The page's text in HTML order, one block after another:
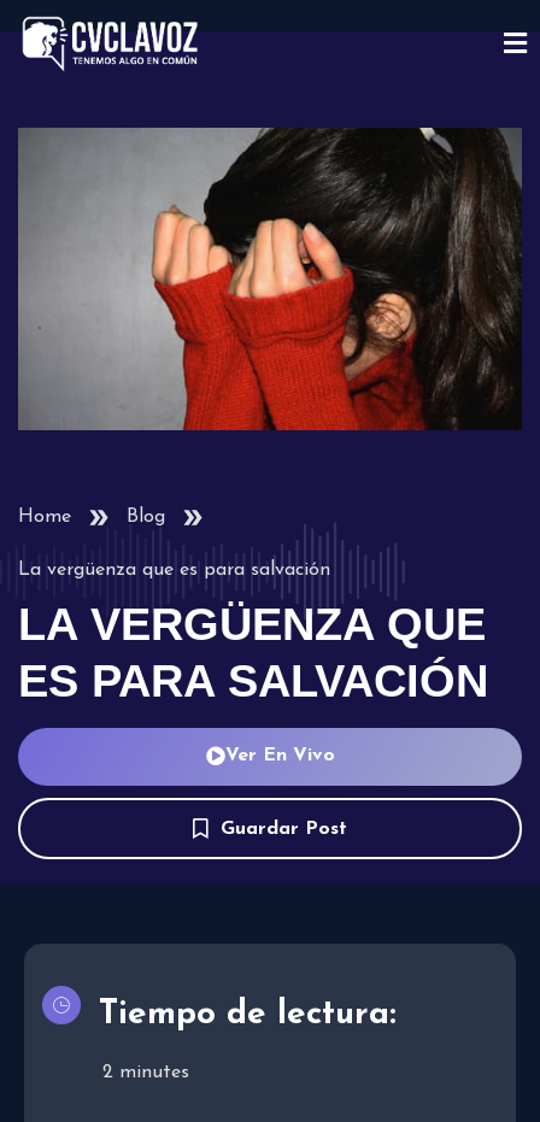
Home Blog
La vergüenza que es para salvación
LA VERGÜENZA QUE
ES PARA SALVACIÓN
Ver En Vivo
Guardar Post
Tiempo de lectura:
2 minutes